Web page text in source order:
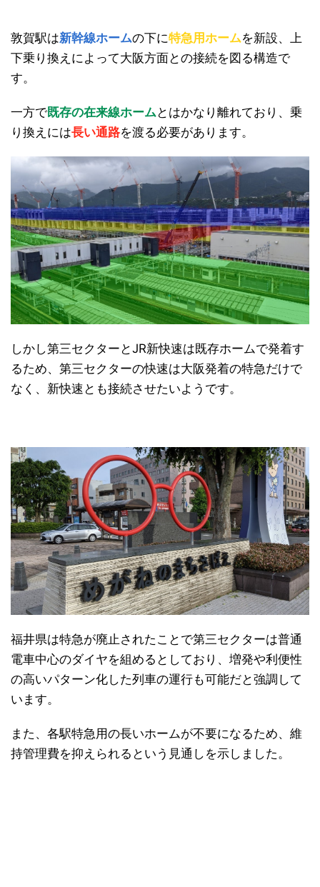
敦賀駅は新幹線ホームの下に特急用ホームを新設、上
下乗り換えによって大阪方面との接続を図る構造で
す。
一方で既存の在来線ホーム とはかなり離れており、乗
り換えには長い通路を渡る必要があります。
しかし第三セクターとJR新快速は既存ホームで発着す
るため、第三セクターの快速は大阪発着の特急だけで
なく、新快速とも接続させたいようです。
福井県は特急が廃止されたことで第三セクターは普通
電車中心のダイヤを組めるとしており、増発や利便性
の高いパターン化した列車の運行も可能だと強調して
います。
また、各駅特急用の長いホームが不要になるため、維
持管理費を抑えられるという見通しを示しました。